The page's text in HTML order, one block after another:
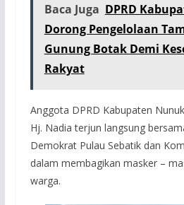
Baca Juga DPRD
Dorong Pengelolaan
Gunung Botak Demi
Rakyat
Anggota DPRD Kabupaten
Hj. Nadia terjun langsung
Demokrat Pulau Sebatik dan
dalam membagikan masker –
warga.